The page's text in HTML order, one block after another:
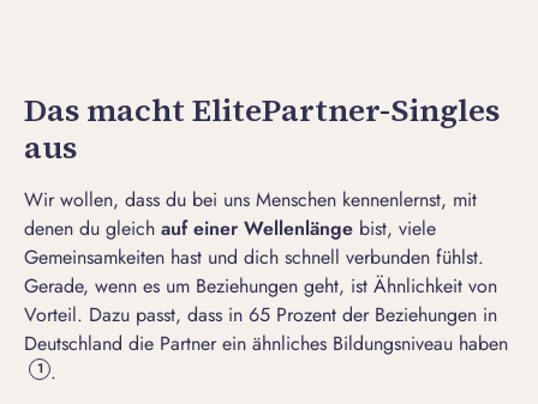
Das macht ElitePartner-Singles
aus
Wir wollen, dass du bei uns Menschen kennenlernst, mit
denen du gleich auf einer Wellenlänge bist, viele
Gemeinsamkeiten hast und dich schnell verbunden fühlst.
Gerade, wenn es um Beziehungen geht, ist Ähnlichkeit von
Vorteil. Dazu passt, dass in 65 Prozent der Beziehungen in
Deutschland die Partner ein ähnliches Bildungsniveau haben
1 .